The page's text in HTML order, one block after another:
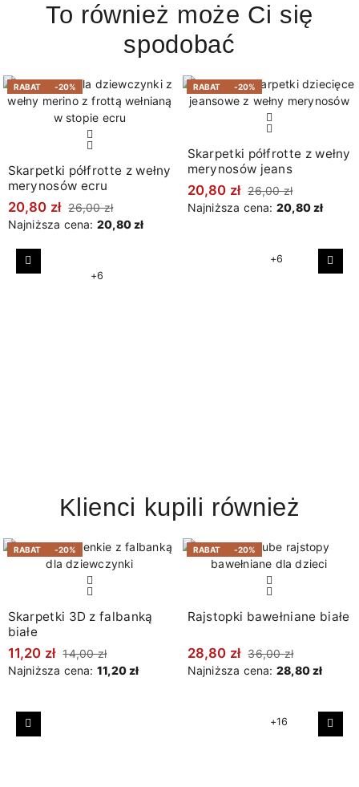
To również może Ci się
spodobać
RABAT -20%
Skarpetki półfrotte z wełny
merynosów ecru
20,80 zł 26,00 zł
Najniższa cena: 20,80 zł
+6
RABAT -20%
Skarpetki półfrotte z wełny
merynosów jeans
20,80 zł 26,00 zł
Najniższa cena: 20,80 zł
+6
Poprzedni
Klienci kupili również
RABAT -20%
Skarpetki 3D z falbanką
białe
11,20 zł 14,00 zł
Najniższa cena: 11,20 zł
RABAT -20%
Rajstopki bawełniane białe
28,80 zł 36,00 zł
Najniższa cena: 28,80 zł
+16
Poprzedni